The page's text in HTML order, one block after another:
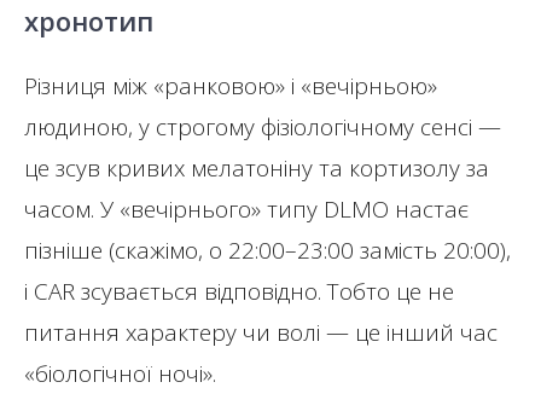
хронотип
Різниця між «ранковою» і «вечірньою»
людиною, у строгому фізіологічному сенсі —
це зсув кривих мелатоніну та кортизолу за
часом. У «вечірнього» типу DLMO настає
пізніше (скажімо, о 22:00–23:00 замість 20:00),
і CAR зсувається відповідно. Тобто це не
питання характеру чи волі — це інший час
«біологічної ночі».